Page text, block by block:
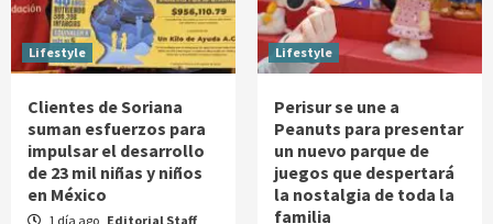
Lifestyle
Clientes de Soriana
suman esfuerzos para
impulsar el desarrollo
de 23 mil niñas y niños
en México
1 día ago Editorial Staff
Lifestyle
Perisur se une a
Peanuts para presentar
un nuevo parque de
juegos que despertará
la nostalgia de toda la
familia